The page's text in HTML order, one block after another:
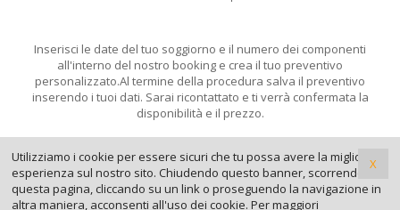
Inserisci le date del tuo soggiorno e il numero dei componenti
all'interno del nostro booking e crea il tuo preventivo
personalizzato.Al termine della procedura salva il preventivo
inserendo i tuoi dati. Sarai ricontattato e ti verrà confermata la
disponibilità e il prezzo.
Privacy|Cookies policy|Condizioni
Utilizziamo i cookie per essere sicuri che tu possa avere la migliore
esperienza sul nostro sito. Chiudendo questo banner, scorrendo
questa pagina, cliccando su un link o proseguendo la navigazione in
altra maniera, acconsenti all'uso dei cookie. Per maggiori
X